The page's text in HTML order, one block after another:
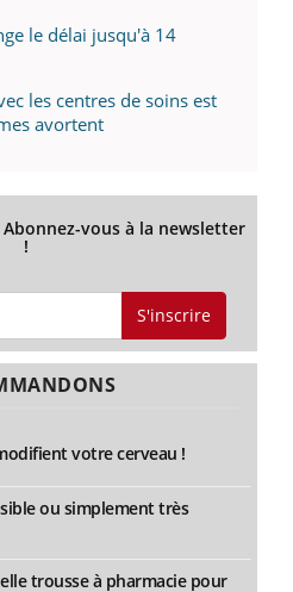
le délai jusqu'à 14
les centres de soins est
avortent
vous à la newsletter
!
S'inscrire
votre cerveau !
ou simplement très
trousse à pharmacie pour